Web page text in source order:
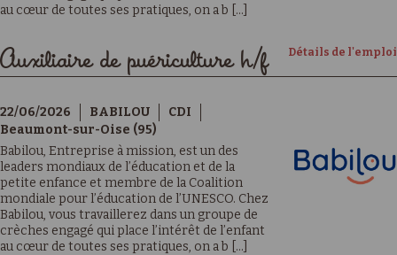
au cœur de toutes ses pratiques, on a b [...]
Détails de l'emploi
Auxiliaire de puériculture h/f
22/06/2026 BABILOU
CDI
Beaumont-sur-Oise (95)
Babilou, Entreprise à mission, est un des
leaders mondiaux de l’éducation et de la
petite enfance et membre de la Coalition
mondiale pour l’éducation de l’UNESCO. Chez
Babilou, vous travaillerez dans un groupe de
crèches engagé qui place l’intérêt de l’enfant
au cœur de toutes ses pratiques, on a b [...]